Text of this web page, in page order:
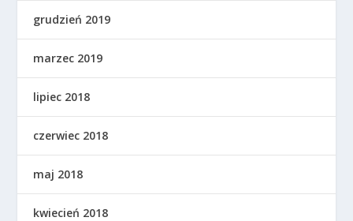
grudzień 2019
marzec 2019
lipiec 2018
czerwiec 2018
maj 2018
kwiecień 2018